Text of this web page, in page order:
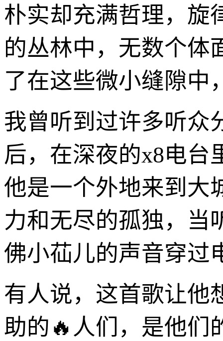
朴实却充满哲理，旋
的丛林中，无数个体
了在这些微小缝隙中
我曾听到过许多听众
后，在深夜的x8电台
他是一个外地来到大
力和无尽的孤独，当
佛小苮儿的声音穿过
有人说，这首歌让他
助的🔥人们，是他们